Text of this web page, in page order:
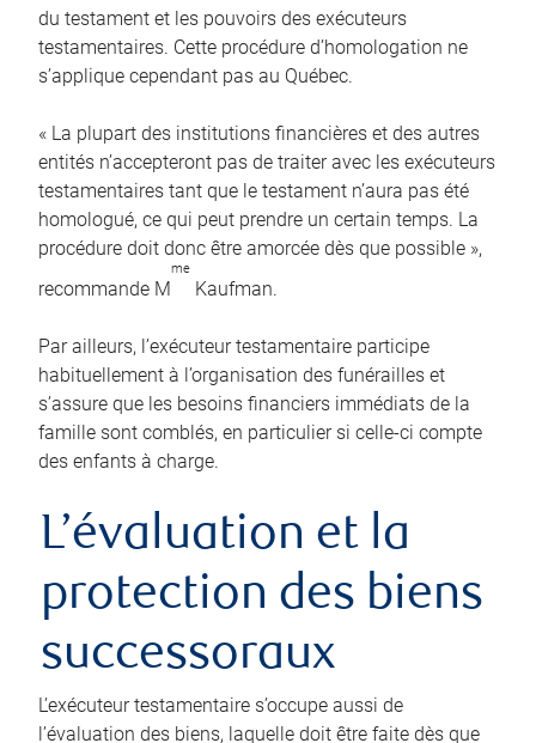
du testament et les pouvoirs des exécuteurs
testamentaires. Cette procédure d’homologation ne
s’applique cependant pas au Québec.
« La plupart des institutions financières et des autres
entités n’accepteront pas de traiter avec les exécuteurs
testamentaires tant que le testament n’aura pas été
homologué, ce qui peut prendre un certain temps. La
procédure doit donc être amorcée dès que possible »,
recommande M
me
Kaufman.
Par ailleurs, l’exécuteur testamentaire participe
habituellement à l’organisation des funérailles et
s’assure que les besoins financiers immédiats de la
famille sont comblés, en particulier si celle-ci compte
des enfants à charge.
L’évaluation et la
protection des biens
successoraux
L’exécuteur testamentaire s’occupe aussi de
l’évaluation des biens, laquelle doit être faite dès que